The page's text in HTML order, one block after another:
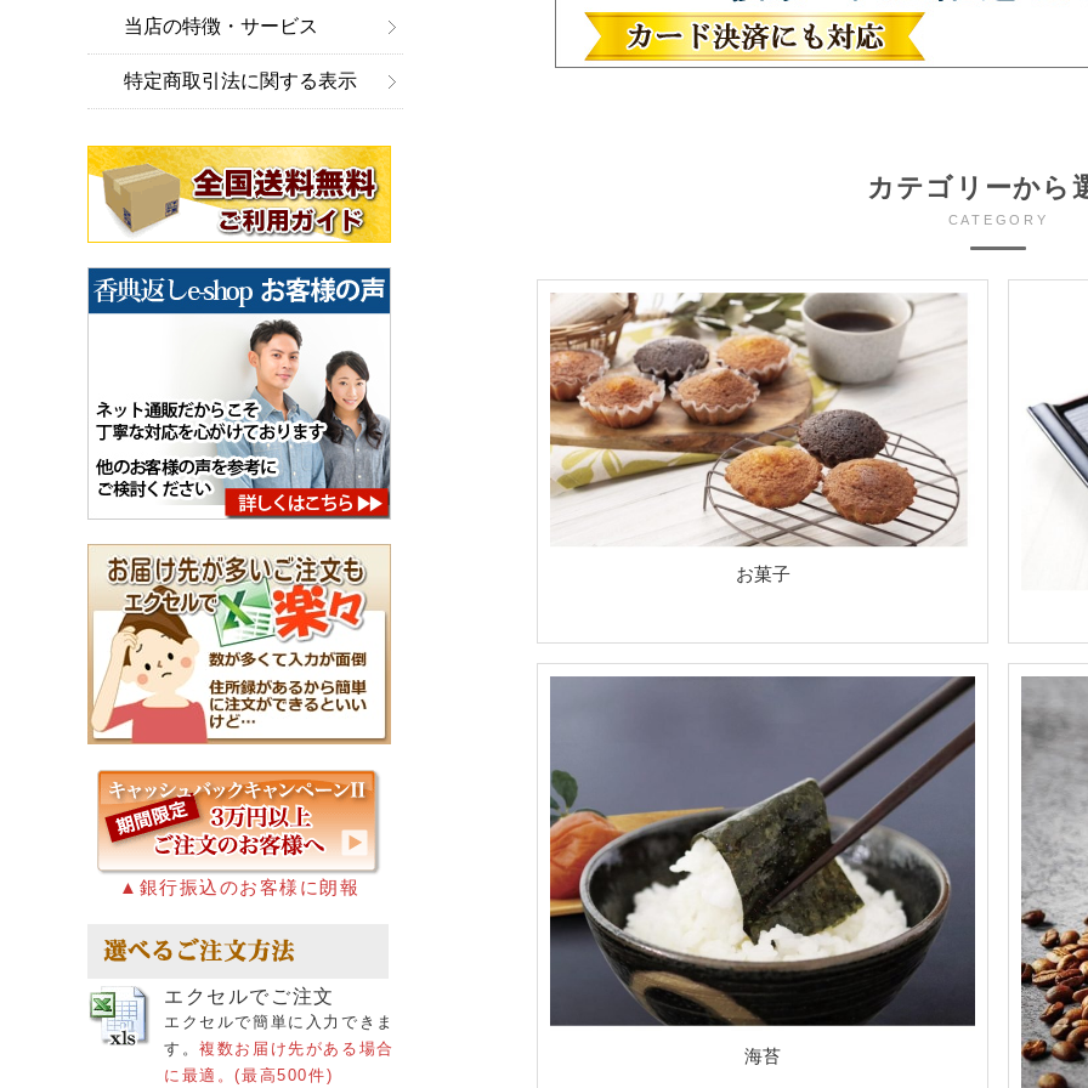
カテゴリーから
CATEGORY
お菓子
海苔
当店の特徴・サービス
特定商取引法に関する表示
▲銀行振込のお客様に朗報
エクセルでご注文
エクセルで簡単に入力できま
す。複数お届け先がある場合
に最適。(最高500件)